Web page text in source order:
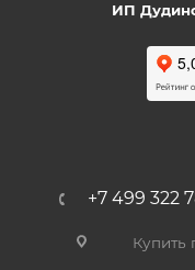
ИП
+7 499 322